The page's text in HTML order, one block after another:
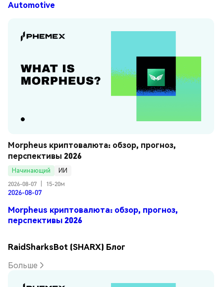
Automotive
Morpheus криптовалюта: обзор, прогноз,
перспективы 2026
Начинающий
ИИ
2026-08-07
15-20м
2026-08-07
Morpheus криптовалюта: обзор, прогноз,
перспективы 2026
RaidSharksBot (SHARX) Блог
Больше